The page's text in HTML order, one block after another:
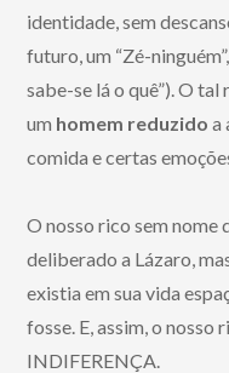
identidade, sem
futuro, um “Zé-
sabe-se lá o quê”). O tal
um homem reduzido a
comida e certas
O nosso rico sem nome
deliberado a Lázaro,
existia em sua vida
fosse. E, assim, o
INDIFERENÇA.